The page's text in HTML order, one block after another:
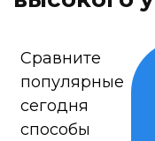
Сравните
популярные
сегодня
способы